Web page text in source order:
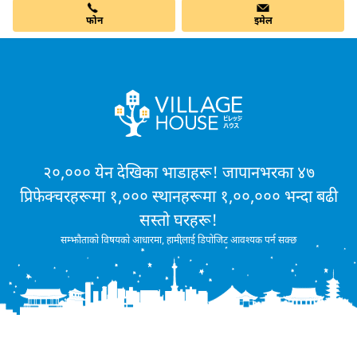
फोन इमेल
२०,००० येन देखिका भाडाहरू! जापानभरका ४७
प्रिफेक्चरहरूमा १,००० स्थानहरूमा १,००,००० भन्दा बढी
सस्तो घरहरू!
सम्झौताको विषयको आधारमा, हामीलाई डिपोजिट आवश्यक पर्न सक्छ